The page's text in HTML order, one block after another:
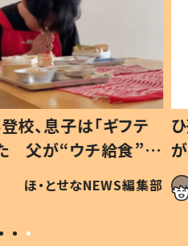
子は「ギフテ
が“ウチ給食”を
は #令和の親
とせなNEWS編集部
ひ孫
が、
「涙が
い」